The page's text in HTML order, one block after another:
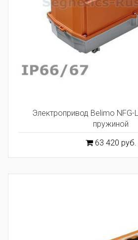
Электропривод Belimo NFG-
пружиной
63 420 руб.